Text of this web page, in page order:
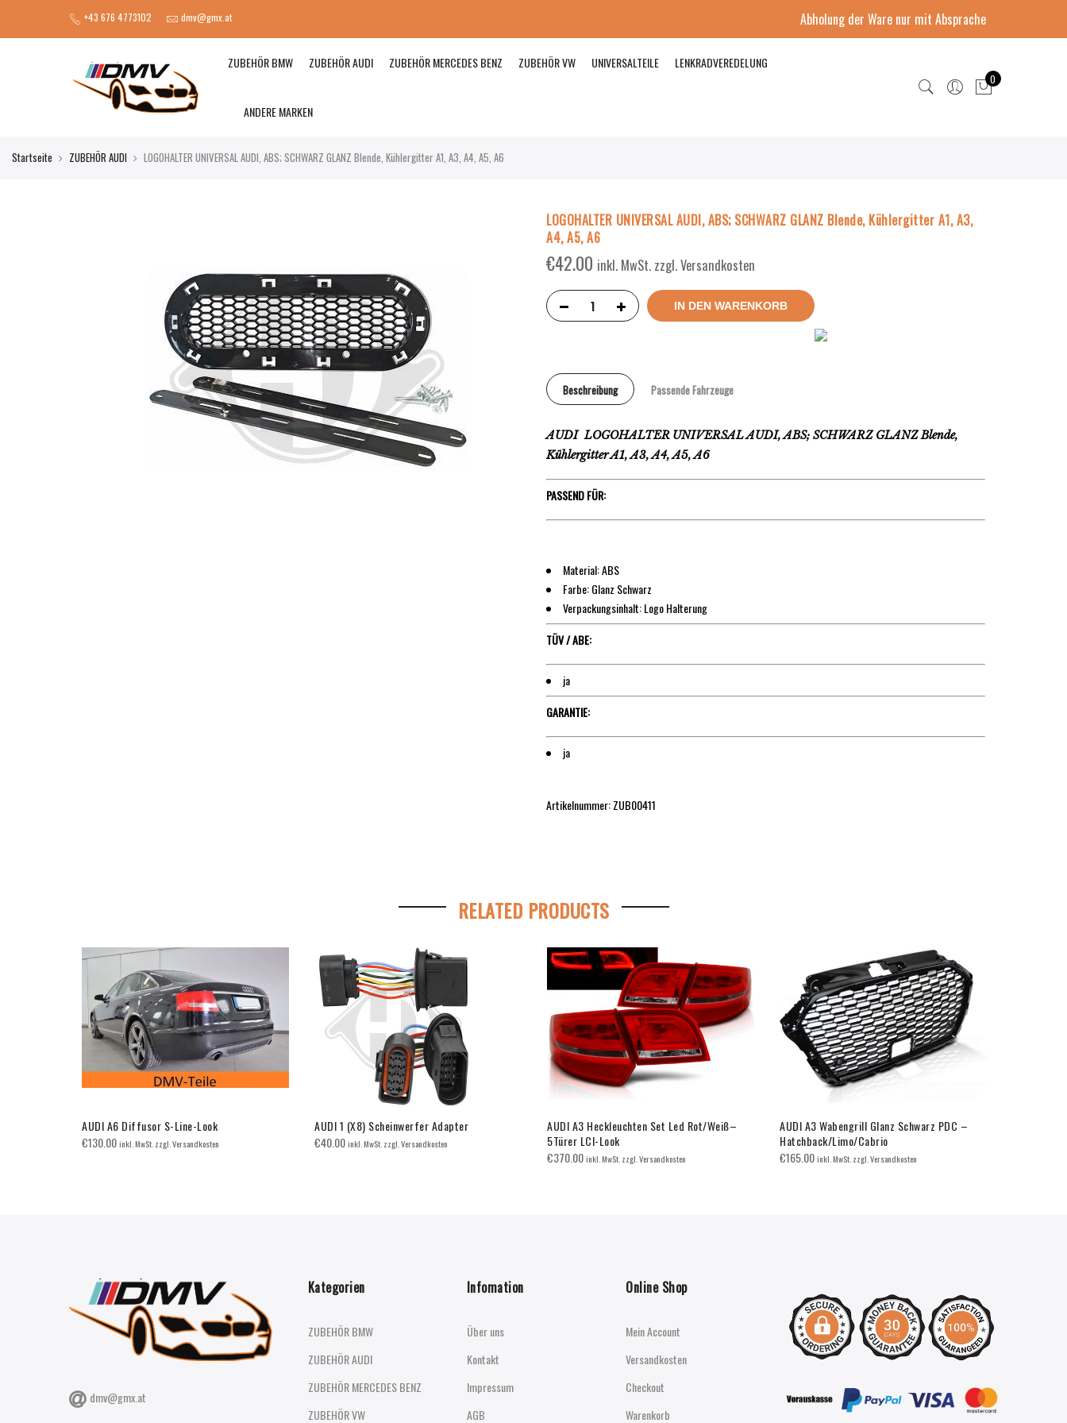
+43 676 4773102 dmv@gmx.at Abholung der Ware nur mit Absprache
ZUBEHÖR BMW ZUBEHÖR AUDI ZUBEHÖR MERCEDES BENZ ZUBEHÖR VW UNIVERSALTEILE LENKRADVEREDELUNG
ANDERE MARKEN
0
Startseite ZUBEHÖR AUDI LOGOHALTER UNIVERSAL AUDI, ABS; SCHWARZ GLANZ Blende, Kühlergitter A1, A3, A4, A5, A6
LOGOHALTER UNIVERSAL AUDI, ABS; SCHWARZ GLANZ Blende, Kühlergitter A1, A3,
A4, A5, A6
€42.00 inkl. MwSt. zzgl. Versandkosten
IN DEN WARENKORB
Beschreibung Passende Fahrzeuge
AUDI LOGOHALTER UNIVERSAL AUDI, ABS; SCHWARZ GLANZ Blende,
Kühlergitter A1, A3, A4, A5, A6
PASSEND FÜR:
Material: ABS
Farbe: Glanz Schwarz
Verpackungsinhalt: Logo Halterung
TÜV / ABE:
ja
GARANTIE:
ja
Artikelnummer: ZUB00411
RELATED PRODUCTS
AUDI A6 Diffusor S-Line-Look
€130.00inkl. MwSt. zzgl. Versandkosten
AUDI 1 (X8) Scheinwerfer Adapter
€40.00inkl. MwSt. zzgl. Versandkosten
AUDI A3 Heckleuchten Set Led Rot/Weiß–
5Türer LCI-Look
€370.00inkl. MwSt. zzgl. Versandkosten
AUDI A3 Wabengrill Glanz Schwarz PDC –
Hatchback/Limo/Cabrio
€165.00inkl. MwSt. zzgl. Versandkosten
dmv@gmx.at
Kategorien
ZUBEHÖR BMW
ZUBEHÖR AUDI
ZUBEHÖR MERCEDES BENZ
ZUBEHÖR VW
Infomation
Über uns
Kontakt
Impressum
AGB
Online Shop
Mein Account
Versandkosten
Checkout
Warenkorb